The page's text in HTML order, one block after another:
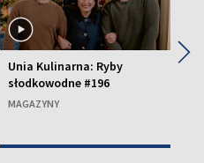
Unia Kulinarna: Ryby
słodkowodne #196
MAGAZYNY
▶